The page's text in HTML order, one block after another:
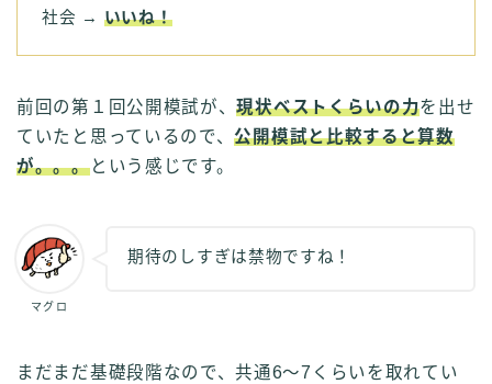
社会 → いいね！
前回の第１回公開模試が、現状ベストくらいの力を出せ
ていたと思っているので、公開模試と比較すると算数
が。。。という感じです。
マグロ
期待のしすぎは禁物ですね！
まだまだ基礎段階なので、共通6～7くらいを取れてい